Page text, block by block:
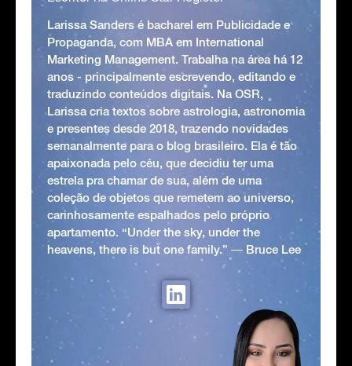
Larissa Sanders é bacharel em Publicidade e
Propaganda, com MBA em International
Marketing Management. Trabalha na área há 12
anos - principalmente escrevendo, editando e
traduzindo conteúdos digitais. Na OSR,
Larissa cria textos sobre astrologia, astronomia
e presentes desde 2018, trazendo novidades
semanalmente para o blog brasileiro. Ela é tão
apaixonada pelo céu, que decidiu ter uma
estrela pra chamar de sua, além de uma
coleção de objetos que remetem ao universo,
carinhosamente espalhados pelo próprio
apartamento. “Under the sky, under the
heavens, there is but one family.” ― Bruce Lee